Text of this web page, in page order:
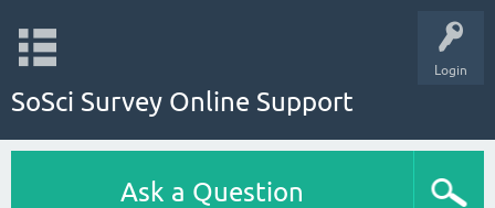
Login
SoSci Survey Online Support
Ask a Question